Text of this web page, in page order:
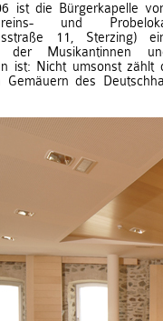
ist die Bürgerkapelle
und
11, Sterzing)
der Musikantinnen
ist: Nicht umsonst zählt
Gemäuern des